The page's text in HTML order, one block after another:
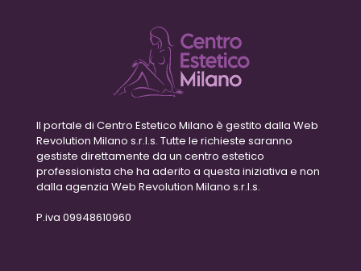
Il portale di Centro Estetico Milano è gestito dalla Web
Revolution Milano s.r.l.s. Tutte le richieste saranno
gestiste direttamente da un centro estetico
professionista che ha aderito a questa iniziativa e non
dalla agenzia Web Revolution Milano s.r.l.s.
P.iva 09948610960